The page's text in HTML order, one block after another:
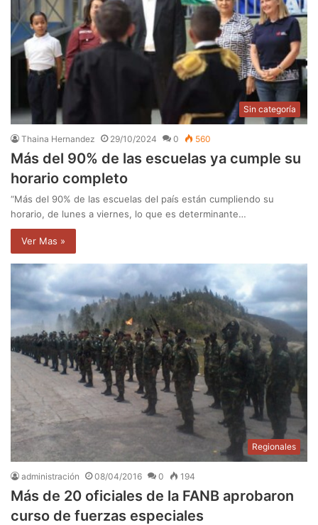
Sin categoría
Thaina Hernandez 29/10/2024 0 560
Más del 90% de las escuelas ya cumple su
horario completo
“Más del 90% de las escuelas del país están cumpliendo su
horario, de lunes a viernes, lo que es determinante…
Ver Mas »
Regionales
administración 08/04/2016 0 194
Más de 20 oficiales de la FANB aprobaron
curso de fuerzas especiales